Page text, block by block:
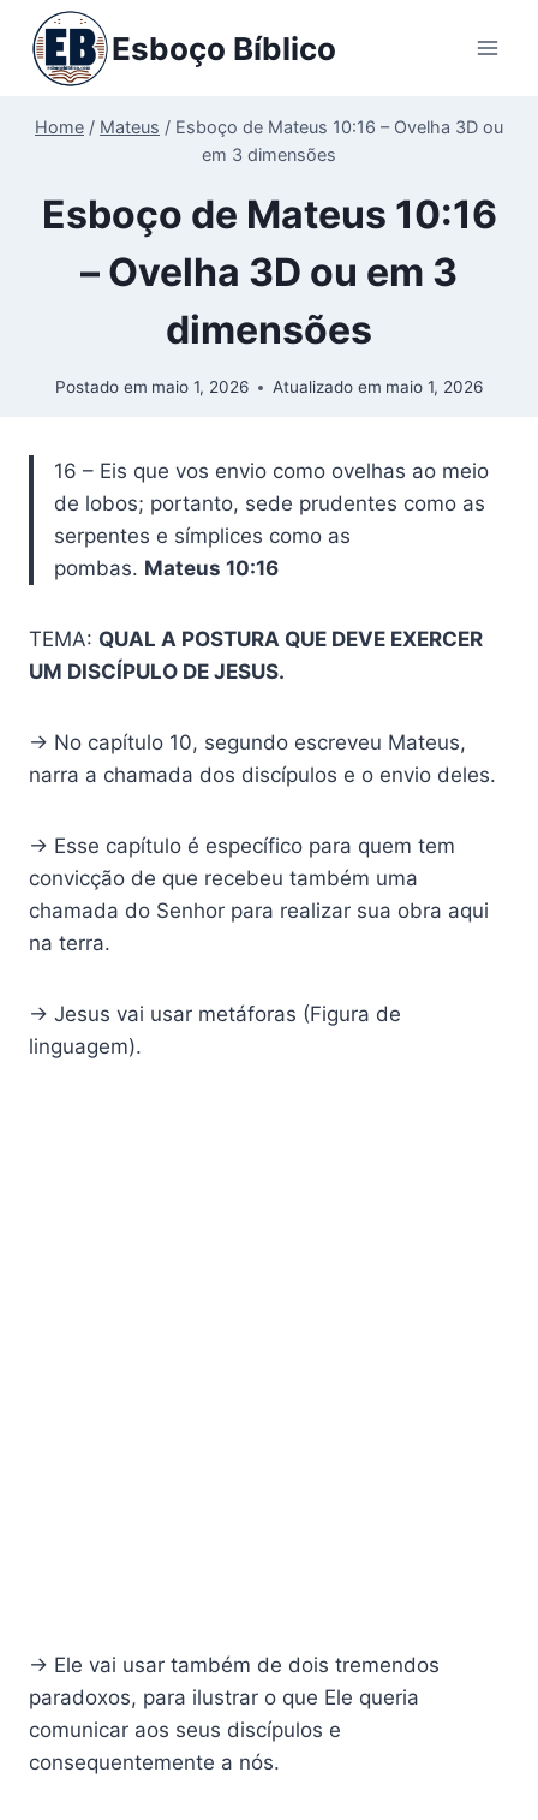
Pular
para
Esboço Bíblico
Home / Mateus / Esboço de Mateus 10:16 – Ovelha 3D ou
em 3 dimensões
Esboço de Mateus 10:16
– Ovelha 3D ou em 3
dimensões
Postado em maio 1, 2026 Atualizado em maio 1, 2026
16 – Eis que vos envio como ovelhas ao meio
de lobos; portanto, sede prudentes como as
serpentes e símplices como as
pombas. Mateus 10:16
TEMA: QUAL A POSTURA QUE DEVE EXERCER
UM DISCÍPULO DE JESUS.
→ No capítulo 10, segundo escreveu Mateus,
narra a chamada dos discípulos e o envio deles.
→ Esse capítulo é específico para quem tem
convicção de que recebeu também uma
chamada do Senhor para realizar sua obra aqui
na terra.
→ Jesus vai usar metáforas (Figura de
linguagem).
→ Ele vai usar também de dois tremendos
paradoxos, para ilustrar o que Ele queria
comunicar aos seus discípulos e
consequentemente a nós.